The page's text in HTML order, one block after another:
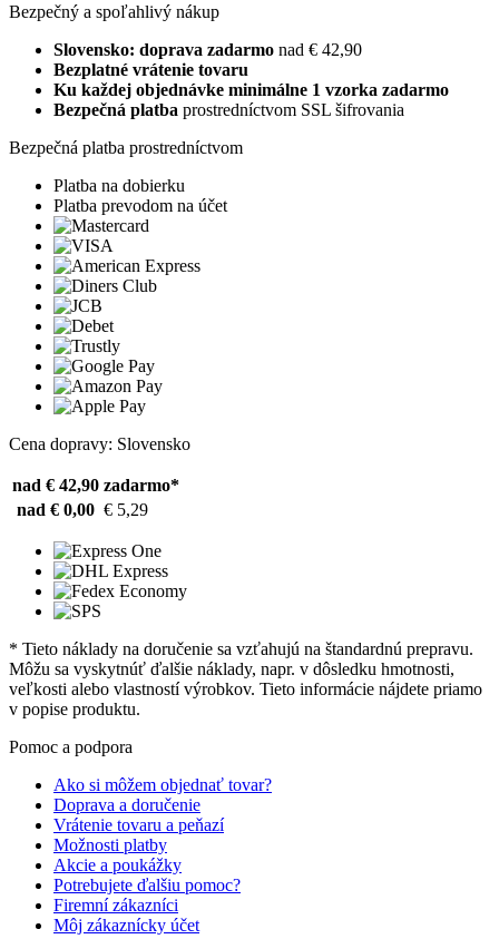
Bezpečný a spoľahlivý nákup
Slovensko: doprava zadarmo nad € 42,90
Bezplatné vrátenie tovaru
Ku každej objednávke minimálne 1 vzorka zadarmo
Bezpečná platba prostredníctvom SSL šifrovania
Bezpečná platba prostredníctvom
Platba na dobierku
Platba prevodom na účet
Cena dopravy: Slovensko
nad € 42,90 zadarmo*
nad € 0,00 € 5,29
* Tieto náklady na doručenie sa vzťahujú na štandardnú prepravu.
Môžu sa vyskytnúť ďalšie náklady, napr. v dôsledku hmotnosti,
veľkosti alebo vlastností výrobkov. Tieto informácie nájdete priamo
v popise produktu.
Pomoc a podpora
Ako si môžem objednať tovar?
Doprava a doručenie
Vrátenie tovaru a peňazí
Možnosti platby
Akcie a poukážky
Potrebujete ďalšiu pomoc?
Firemní zákazníci
Môj zákaznícky účet